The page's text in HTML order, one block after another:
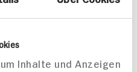
Inhalte und Anzeigen
180 min
1.015 kcal p. Portion